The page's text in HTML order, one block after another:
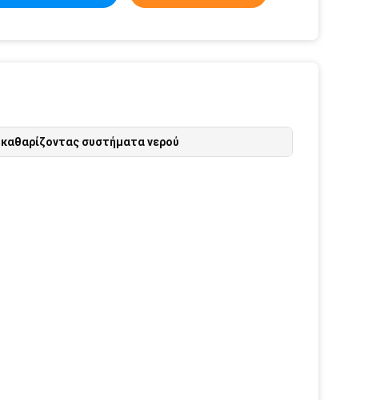
καθαρίζοντας συστήματα νερού